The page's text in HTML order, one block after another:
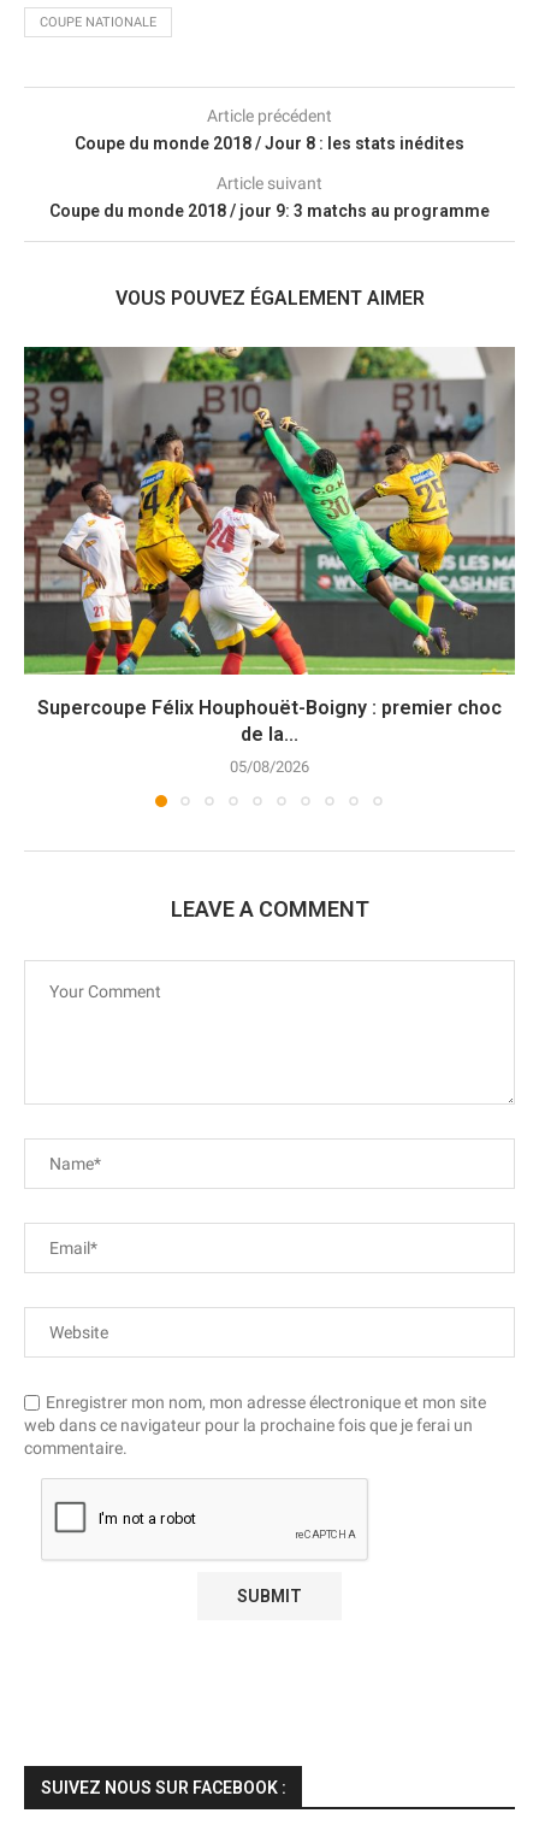
COUPE NATIONALE
Article précédent
Coupe du monde 2018 / Jour 8 : les stats inédites
Article suivant
Coupe du monde 2018 / jour 9: 3 matchs au programme
VOUS POUVEZ ÉGALEMENT AIMER
Supercoupe Félix Houphouët-Boigny : premier choc
de la...
05/08/2026
LEAVE A COMMENT
Enregistrer mon nom, mon adresse électronique et mon site
web dans ce navigateur pour la prochaine fois que je ferai un
commentaire.
SUIVEZ NOUS SUR FACEBOOK :